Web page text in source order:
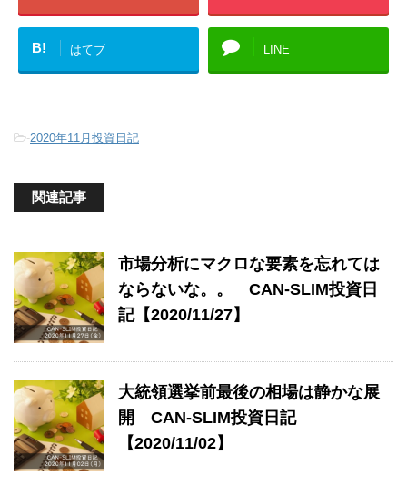
B! はてブ LINE
-2020年11月投資日記
関連記事
市場分析にマクロな要素を忘れては
ならないな。。 CAN-SLIM投資日
記【2020/11/27】
大統領選挙前最後の相場は静かな展
開 CAN-SLIM投資日記
【2020/11/02】